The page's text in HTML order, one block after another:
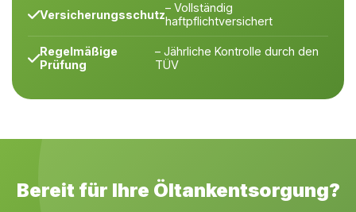
Versicherungsschutz– Vollständig
haftpflichtversichert
Regelmäßige
Prüfung
– Jährliche Kontrolle durch den
TÜV
Bereit für Ihre Öltankentsorgung?